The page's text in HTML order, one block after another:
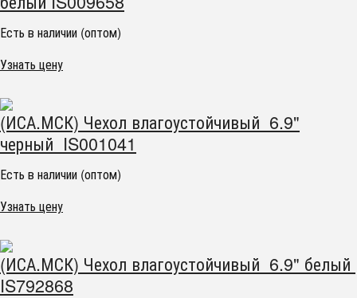
Есть в наличии (оптом)
Узнать цену
(ИСА.МСК) Чехол влагоустойчивый 6.9"
черный IS001041
Есть в наличии (оптом)
Узнать цену
(ИСА.МСК) Чехол влагоустойчивый 6.9" белый
IS792868